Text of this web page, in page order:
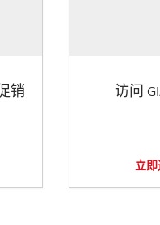
销
访问
立